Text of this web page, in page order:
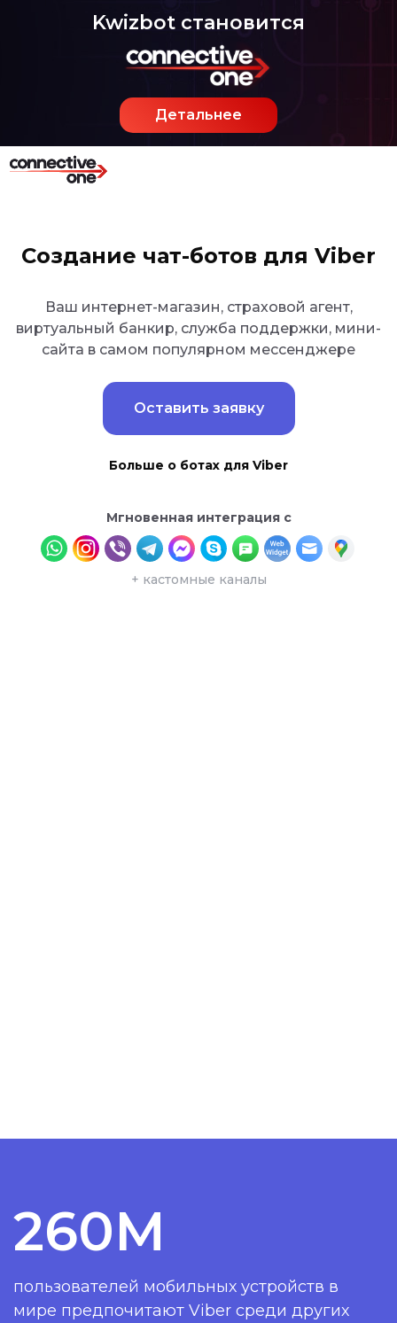
Kwizbot становится
Детальнее
Создание чат-ботов для Viber
Ваш интернет-магазин, страховой агент,
виртуальный банкир, служба поддержки, мини-
сайта в самом популярном мессенджере
Оставить заявку
Больше о ботах для Viber
Мгновенная интеграция с
+ кастомные каналы
260М
пользователей мобильных устройств в
мире предпочитают Viber среди других